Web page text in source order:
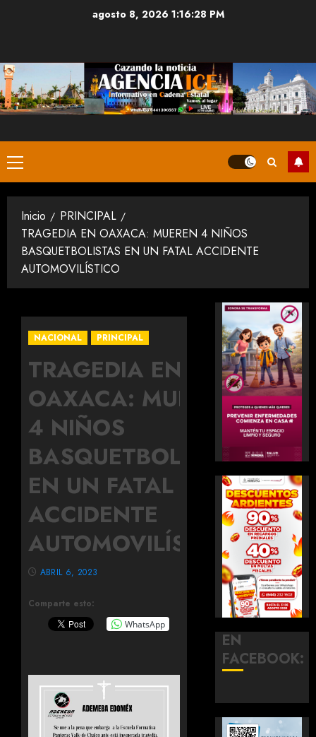
agosto 8, 2026 1:16:29 PM
Menú
principal
Inicio
PRINCIPAL
TRAGEDIA EN OAXACA: MUEREN 4 NIÑOS
BASQUETBOLISTAS EN UN FATAL ACCIDENTE
AUTOMOVILÍSTICO
NACIONAL PRINCIPAL
TRAGEDIA EN
OAXACA: MUEREN
4 NIÑOS
BASQUETBOLISTAS
EN UN FATAL
ACCIDENTE
AUTOMOVILÍSTICO
Comparte esto:
WhatsApp
ABRIL 6, 2023
EN
FACEBOOK: